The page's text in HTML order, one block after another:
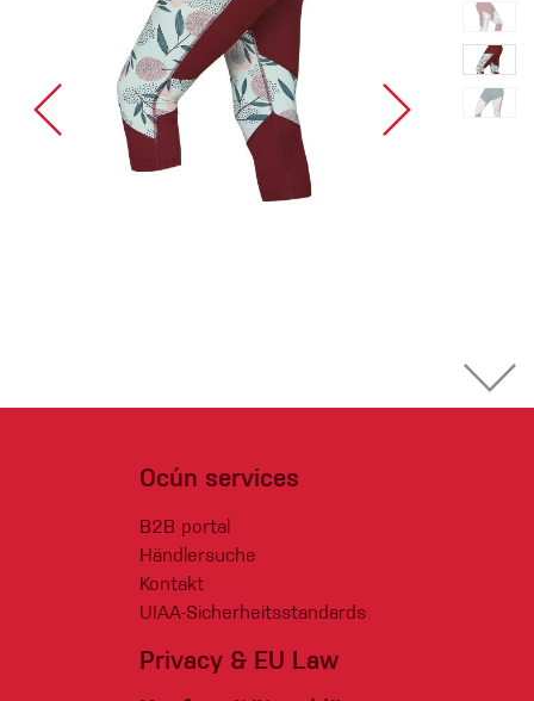
Ocún services
B2B portal
Händlersuche
Kontakt
UIAA-Sicherheitsstandards
Privacy & EU Law